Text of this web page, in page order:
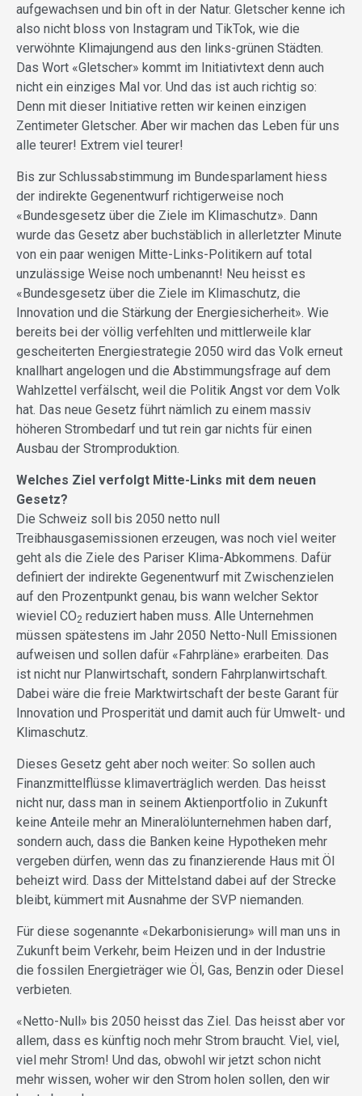
aufgewachsen und bin oft in der Natur. Gletscher kenne ich
also nicht bloss von Instagram und TikTok, wie die
verwöhnte Klimajungend aus den links-grünen Städten.
Das Wort «Gletscher» kommt im Initiativtext denn auch
nicht ein einziges Mal vor. Und das ist auch richtig so:
Denn mit dieser Initiative retten wir keinen einzigen
Zentimeter Gletscher. Aber wir machen das Leben für uns
alle teurer! Extrem viel teurer!
Bis zur Schlussabstimmung im Bundesparlament hiess
der indirekte Gegenentwurf richtigerweise noch
«Bundesgesetz über die Ziele im Klimaschutz». Dann
wurde das Gesetz aber buchstäblich in allerletzter Minute
von ein paar wenigen Mitte-Links-Politikern auf total
unzulässige Weise noch umbenannt! Neu heisst es
«Bundesgesetz über die Ziele im Klimaschutz, die
Innovation und die Stärkung der Energiesicherheit». Wie
bereits bei der völlig verfehlten und mittlerweile klar
gescheiterten Energiestrategie 2050 wird das Volk erneut
knallhart angelogen und die Abstimmungsfrage auf dem
Wahlzettel verfälscht, weil die Politik Angst vor dem Volk
hat. Das neue Gesetz führt nämlich zu einem massiv
höheren Strombedarf und tut rein gar nichts für einen
Ausbau der Stromproduktion.
Welches Ziel verfolgt Mitte-Links mit dem neuen
Gesetz?
Die Schweiz soll bis 2050 netto null
Treibhausgasemissionen erzeugen, was noch viel weiter
geht als die Ziele des Pariser Klima-Abkommens. Dafür
definiert der indirekte Gegenentwurf mit Zwischenzielen
auf den Prozentpunkt genau, bis wann welcher Sektor
wieviel CO2 reduziert haben muss. Alle Unternehmen
müssen spätestens im Jahr 2050 Netto-Null Emissionen
aufweisen und sollen dafür «Fahrpläne» erarbeiten. Das
ist nicht nur Planwirtschaft, sondern Fahrplanwirtschaft.
Dabei wäre die freie Marktwirtschaft der beste Garant für
Innovation und Prosperität und damit auch für Umwelt- und
Klimaschutz.
Dieses Gesetz geht aber noch weiter: So sollen auch
Finanzmittelflüsse klimaverträglich werden. Das heisst
nicht nur, dass man in seinem Aktienportfolio in Zukunft
keine Anteile mehr an Mineralölunternehmen haben darf,
sondern auch, dass die Banken keine Hypotheken mehr
vergeben dürfen, wenn das zu finanzierende Haus mit Öl
beheizt wird. Dass der Mittelstand dabei auf der Strecke
bleibt, kümmert mit Ausnahme der SVP niemanden.
Für diese sogenannte «Dekarbonisierung» will man uns in
Zukunft beim Verkehr, beim Heizen und in der Industrie
die fossilen Energieträger wie Öl, Gas, Benzin oder Diesel
verbieten.
«Netto-Null» bis 2050 heisst das Ziel. Das heisst aber vor
allem, dass es künftig noch mehr Strom braucht. Viel, viel,
viel mehr Strom! Und das, obwohl wir jetzt schon nicht
mehr wissen, woher wir den Strom holen sollen, den wir